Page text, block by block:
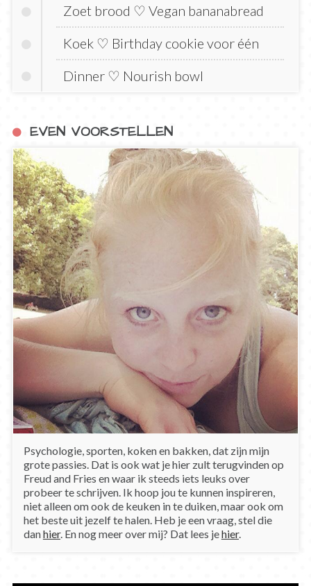
Zoet brood ♡ Vegan bananabread
Koek ♡ Birthday cookie voor één
Dinner ♡ Nourish bowl
EVEN VOORSTELLEN
Psychologie, sporten, koken en bakken, dat zijn mijn
grote passies. Dat is ook wat je hier zult terugvinden op
Freud and Fries en waar ik steeds iets leuks over
probeer te schrijven. Ik hoop jou te kunnen inspireren,
niet alleen om ook de keuken in te duiken, maar ook om
het beste uit jezelf te halen. Heb je een vraag, stel die
danhier. En nog meer over mij? Dat lees jehier.